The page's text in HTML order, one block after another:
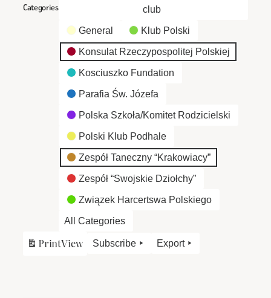
Categories
club
General Klub Polski
Konsulat Rzeczypospolitej Polskiej
Kosciuszko Fundation
Parafia Św. Józefa
Polska Szkoła/Komitet Rodzicielski
Polski Klub Podhale
Zespół Taneczny “Krakowiacy”
Zespół “Swojskie Dziołchy”
Związek Harcertswa Polskiego
All Categories
PrintView Subscribe Export